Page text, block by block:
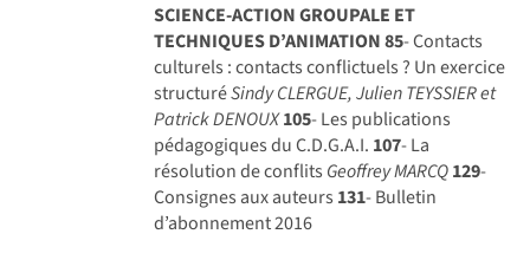
SCIENCE-ACTION GROUPALE ET
TECHNIQUES D’ANIMATION85- Contacts
culturels : contacts conflictuels ? Un exercice
structuréSindy CLERGUE, Julien TEYSSIER et
Patrick DENOUX105- Les publications
pédagogiques du C.D.G.A.I. 107- La
résolution de conflits Geoffrey MARCQ129-
Consignes aux auteurs 131- Bulletin
d’abonnement 2016